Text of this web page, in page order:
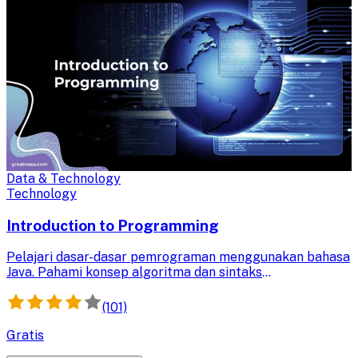
Data & Technology
Technology
Introduction to Programming
Pelajari dasar-dasar pemrograman menggunakan bahasa
Java. Pahami konsep algoritma dan sintaks
praktis.
(101)
Gratis